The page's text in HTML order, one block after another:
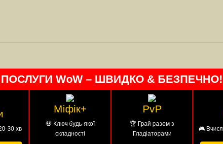
WoW – ШВИДКО & БЕЗПЕЧНО!
30 хв
Міфік+
💀 Ключ будь-якої
складності
PvP
🏆 Грай разом з
Гладіаторами
🎮 Вчися